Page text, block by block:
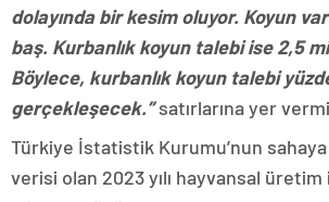
dolayında bir kesim oluyor. Koyun
baş. Kurbanlık koyun talebi ise 2,5
Böylece, kurbanlık koyun talebi
gerçekleşecek.”satırlarına yer
Türkiye İstatistik Kurumu’nun
verisi olan 2023 yılı hayvansal